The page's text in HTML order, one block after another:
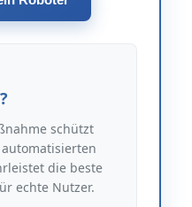
schützt
die beste
echte Nutzer.